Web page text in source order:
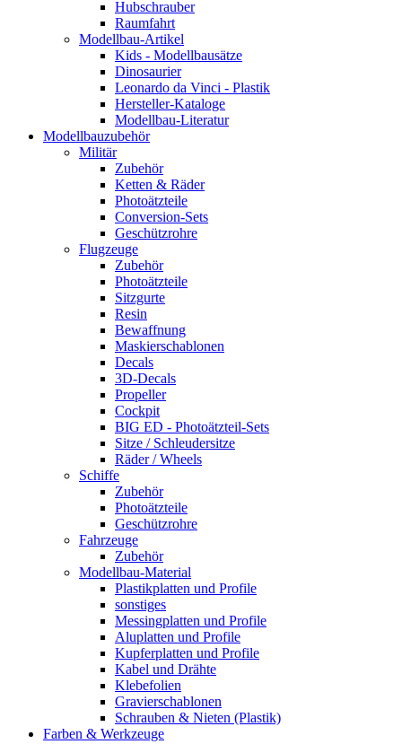
Hubschrauber
Raumfahrt
Modellbau-Artikel
Kids - Modellbausätze
Dinosaurier
Leonardo da Vinci - Plastik
Hersteller-Kataloge
Modellbau-Literatur
Modellbauzubehör
Militär
Zubehör
Ketten & Räder
Photoätzteile
Conversion-Sets
Geschützrohre
Flugzeuge
Zubehör
Photoätzteile
Sitzgurte
Resin
Bewaffnung
Maskierschablonen
Decals
3D-Decals
Propeller
Cockpit
BIG ED - Photoätzteil-Sets
Sitze / Schleudersitze
Räder / Wheels
Schiffe
Zubehör
Photoätzteile
Geschützrohre
Fahrzeuge
Zubehör
Modellbau-Material
Plastikplatten und Profile
sonstiges
Messingplatten und Profile
Aluplatten und Profile
Kupferplatten und Profile
Kabel und Drähte
Klebefolien
Gravierschablonen
Schrauben & Nieten (Plastik)
Farben & Werkzeuge